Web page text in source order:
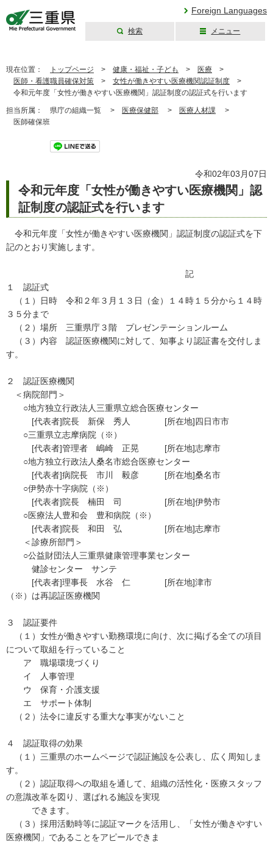
Foreign Languages
検索 メニュー
現在位置： トップページ > 健康・福祉・子ども > 医療 >
医師・看護職員確保対策 > 女性が働きやすい医療機関認証制度 >
令和元年度「女性が働きやすい医療機関」認証制度の認証式を行います
担当所属： 県庁の組織一覧 > 医療保健部 > 医療人材課 >
医師確保班
令和02年03月07日
令和元年度「女性が働きやすい医療機関」認
証制度の認証式を行います
令和元年度「女性が働きやすい医療機関」認証制度の認証式を下
記のとおり実施します。
記
１ 認証式
（１）日時 令和２年３月１３日（金）１４時１５分から１４時
３５分まで
（２）場所 三重県庁３階 プレゼンテーションルーム
（３）内容 認証医療機関に対して、知事より認証書を交付しま
す。
２ 認証医療機関
＜病院部門＞
○地方独立行政法人三重県立総合医療センター
[代表者]院長 新保 秀人 [所在地]四日市市
○三重県立志摩病院（※）
[代表者]管理者 嶋崎 正晃 [所在地]志摩市
○地方独立行政法人桑名市総合医療センター
[代表者]病院長 市川 毅彦 [所在地]桑名市
○伊勢赤十字病院（※）
[代表者]院長 楠田 司 [所在地]伊勢市
○医療法人豊和会 豊和病院（※）
[代表者]院長 和田 弘 [所在地]志摩市
＜診療所部門＞
○公益財団法人三重県健康管理事業センター
健診センター サンテ
[代表者]理事長 水谷 仁 [所在地]津市
（※）は再認証医療機関
３ 認証要件
（１）女性が働きやすい勤務環境に向け、次に掲げる全ての項目
について取組を行っていること
ア 職場環境づくり
イ 人事管理
ウ 保育・介護支援
エ サポート体制
（２）法令に違反する重大な事実がないこと
４ 認証取得の効果
（１）三重県のホームページで認証施設を公表し、広く周知しま
す。
（２）認証取得への取組を通して、組織の活性化・医療スタッフ
の意識改革を図り、選ばれる施設を実現
できます。
（３）採用活動時等に認証マークを活用し、「女性が働きやすい
医療機関」であることをアピールできま